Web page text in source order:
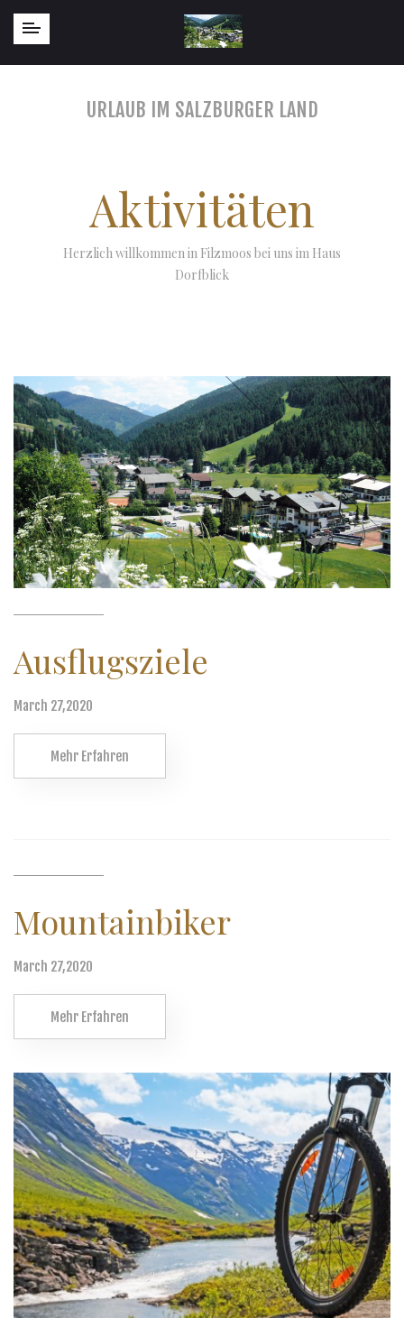
URLAUB IM SALZBURGER LAND
Aktivitäten
Herzlich willkommen in Filzmoos bei uns im Haus
Dorfblick
Ausflugsziele
March 27,2020
Mehr Erfahren
Mountainbiker
March 27,2020
Mehr Erfahren